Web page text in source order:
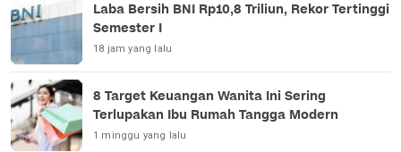
Laba Bersih BNI Rp10,8 Triliun, Rekor Tertinggi
Semester I
18 jam yang lalu
8 Target Keuangan Wanita Ini Sering
Terlupakan Ibu Rumah Tangga Modern
1 minggu yang lalu